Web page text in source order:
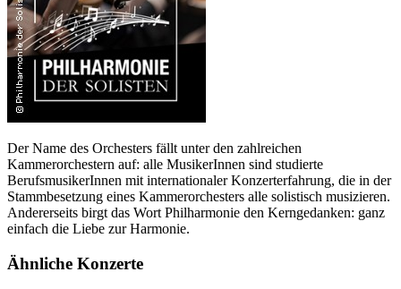
Der Name des Orchesters fällt unter den zahlreichen
Kammerorchestern auf: alle MusikerInnen sind studierte
BerufsmusikerInnen mit internationaler Konzerterfahrung, die in der
Stammbesetzung eines Kammerorchesters alle solistisch musizieren.
Andererseits birgt das Wort Philharmonie den Kerngedanken: ganz
einfach die Liebe zur Harmonie.
Ähnliche Konzerte